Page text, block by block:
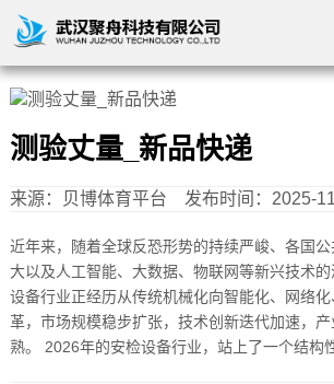
测验丈量_新品快递
来源： 贝博体育平台 发布时间：2025-
近年来，随着全球反恐形势的持续严峻、各国
大以及人工智能、大数据、物联网等新兴技术
设备行业正经历从传统机械化向智能化、网络
革，市场规模稳步扩张，技术创新迭代加速，
熟。 2026年的安检设备行业，站上了一个结构